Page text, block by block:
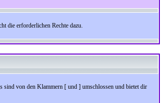
die erforderlichen Rechte dazu.
von den Klammern [ und ] umschlossen und bietet dir